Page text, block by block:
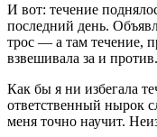
И вот: течение
последний день.
трос — а там течение,
взвешивала за и
Как бы я ни избегала
ответственный нырок
меня точно научит.